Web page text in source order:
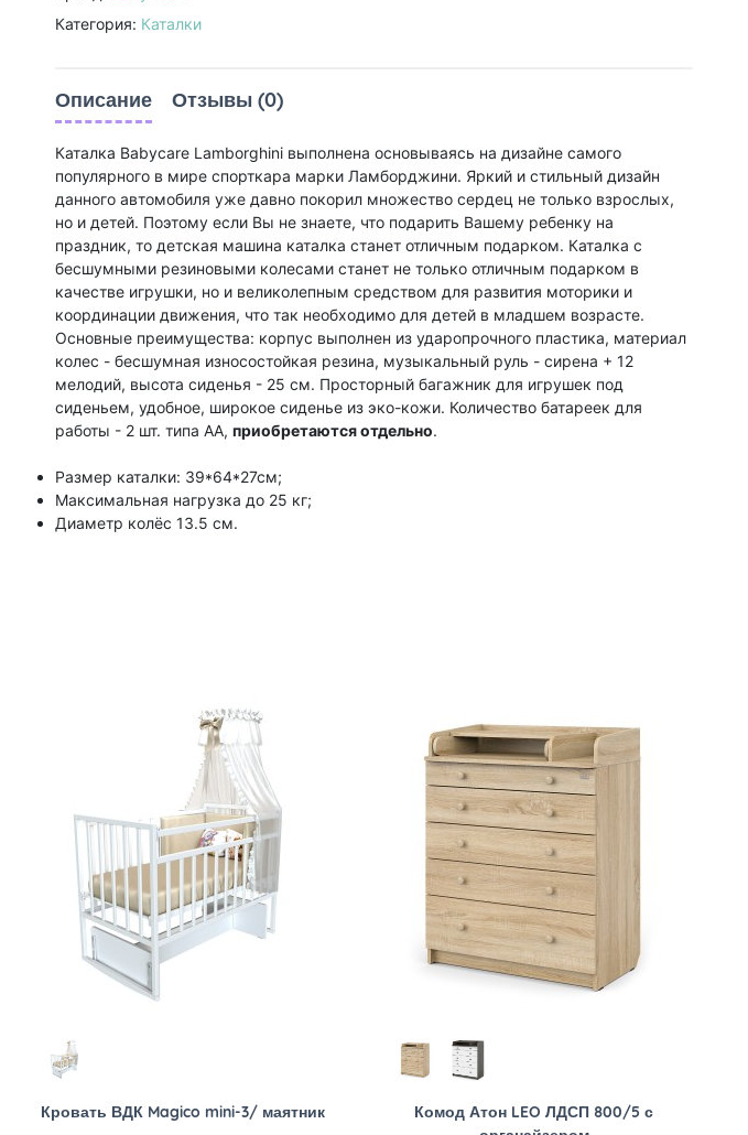
Категория: Каталки
Описание Отзывы (0)
Каталка Babycare Lamborghini выполнена основываясь на дизайне самого
популярного в мире спорткара марки Ламборджини. Яркий и стильный дизайн
данного автомобиля уже давно покорил множество сердец не только взрослых,
но и детей. Поэтому если Вы не знаете, что подарить Вашему ребенку на
праздник, то детская машина каталка станет отличным подарком. Каталка с
бесшумными резиновыми колесами станет не только отличным подарком в
качестве игрушки, но и великолепным средством для развития моторики и
координации движения, что так необходимо для детей в младшем возрасте.
Основные преимущества: корпус выполнен из ударопрочного пластика, материал
колес - бесшумная износостойкая резина, музыкальный руль - сирена + 12
мелодий, высота сиденья - 25 см. Просторный багажник для игрушек под
сиденьем, удобное, широкое сиденье из эко-кожи. Количество батареек для
работы - 2 шт. типа АА, приобретаются отдельно.
Размер каталки: 39*64*27см;
Максимальная нагрузка до 25 кг;
Диаметр колёс 13.5 см.
Кровать ВДК Magico mini-3/ маятник
Комод Атон LEO ЛДСП 800/5 с